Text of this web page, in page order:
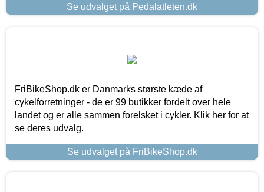
Se udvalget på Pedalatleten.dk
FriBikeShop.dk er Danmarks største kæde af
cykelforretninger - de er 99 butikker fordelt over hele
landet og er alle sammen forelsket i cykler. Klik her for at
se deres udvalg.
Se udvalget på FriBikeShop.dk